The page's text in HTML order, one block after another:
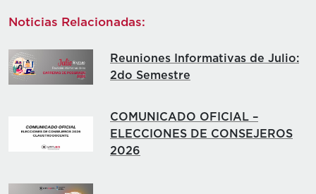
Noticias Relacionadas:
Reuniones Informativas de Julio:
2do Semestre
COMUNICADO OFICIAL –
ELECCIONES DE CONSEJEROS
2026